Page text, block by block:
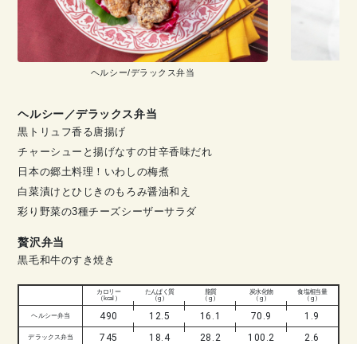
ヘルシー/デラックス弁当
ヘルシー／デラックス弁当
黒トリュフ香る唐揚げ
チャーシューと揚げなすの甘辛香味だれ
日本の郷土料理！いわしの梅煮
白菜漬けとひじきのもろみ醤油和え
彩り野菜の3種チーズシーザーサラダ
贅沢弁当
黒毛和牛のすき焼き
カロリー
（ kcal ）
たんぱく質
（ g ）
脂質
（ g ）
炭水化物
（ g ）
食塩相当量
（ g ）
ヘルシー弁当 490 12.5 16.1 70.9 1.9
デラックス弁当 745 18.4 28.2 100.2 2.6